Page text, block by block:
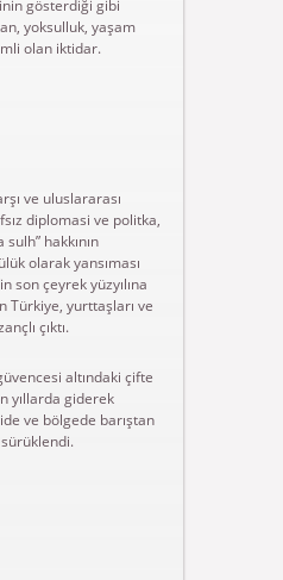
gösterdiği gibi
yoksulluk, yaşam
olan iktidar.
ve uluslararası
diplomasi ve politka,
hakkının
olarak yansıması
son çeyrek yüzyılına
Türkiye, yurttaşları ve
çıktı.
altındaki çifte
yıllarda giderek
ve bölgede barıştan